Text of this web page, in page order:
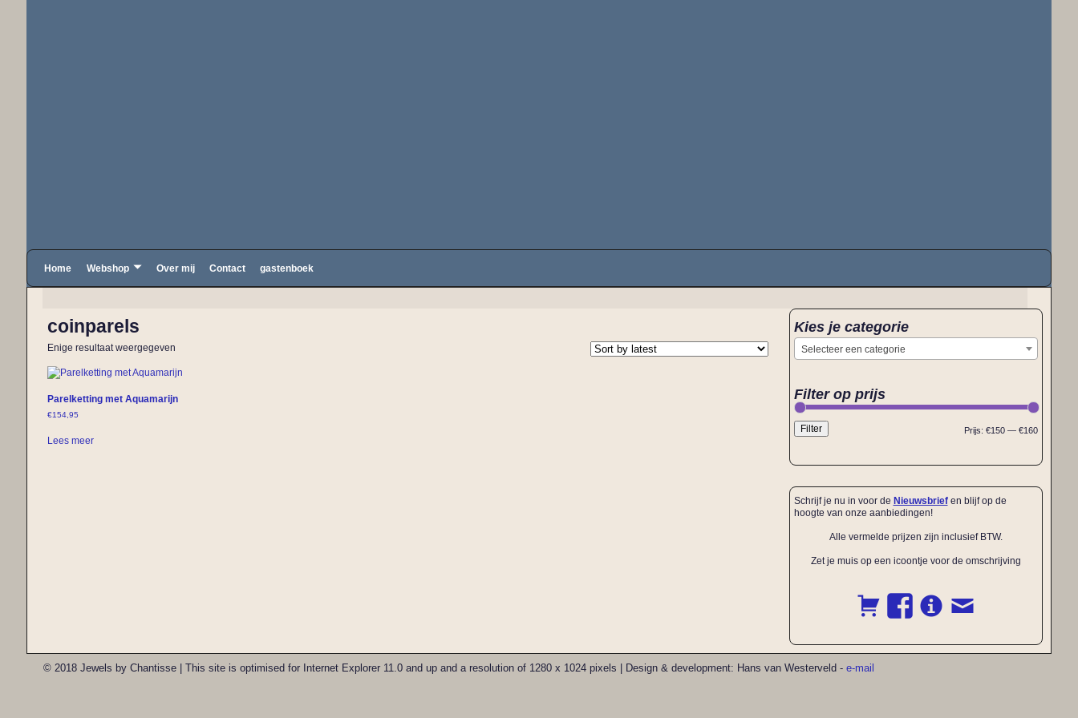
Home Webshop Over mij Contact gastenboek
coinparels
Enige resultaat weergegeven
Parelketting met Aquamarijn
€154,95
Lees meer
Kies je categorie
Selecteer een categorie
Filter op prijs
Filter Prijs: €150 — €160
Schrijf je nu in voor de Nieuwsbriefen blijf op de
hoogte van onze aanbiedingen!
Alle vermelde prijzen zijn inclusief BTW.
Zet je muis op een icoontje voor de omschrijving
© 2018 Jewels by Chantisse | This site is optimised for Internet Explorer 11.0 and up and a resolution of 1280 x 1024 pixels | Design & development: Hans van Westerveld - e-mail